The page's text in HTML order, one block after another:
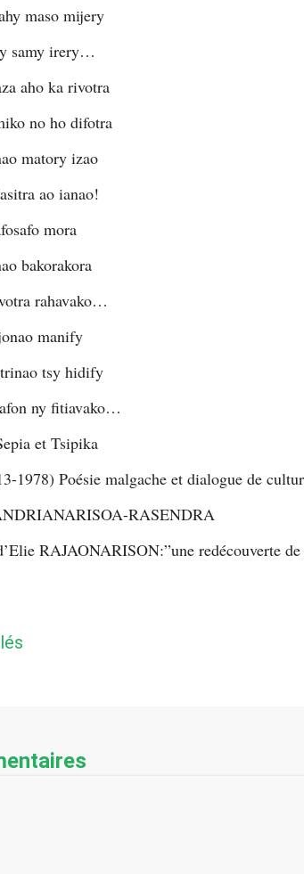
maso mijery
samy irery…
aho ka rivotra
no ho difotra
matory izao
ao ianao!
mora
bakorakora
rahavako…
manify
tsy hidify
ny fitiavako…
et Tsipika
1978) Poésie malgache et dialogue de
RASENDRA
RAJAONARISON:”une redécouverte